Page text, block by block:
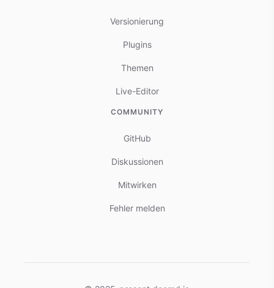
Versionierung
Plugins
Themen
Live-Editor
COMMUNITY
GitHub
Diskussionen
Mitwirken
Fehler melden